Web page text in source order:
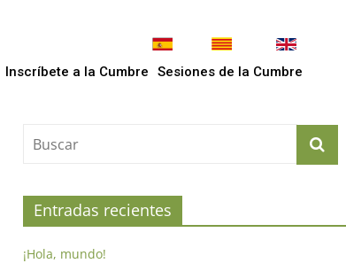
Inscríbete a la Cumbre Sesiones de la Cumbre
Entradas recientes
¡Hola, mundo!